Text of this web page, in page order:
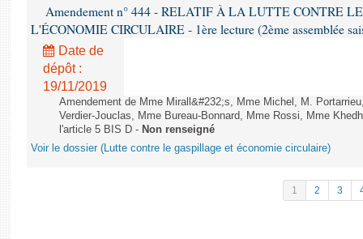
Amendement n° 444 - RELATIF À LA LUTTE CONTRE
L'ÉCONOMIE CIRCULAIRE - 1ère lecture (2ème assemblée
Date de
dépôt :
19/11/2019
Amendement de Mme Mirall&#232;s, Mme Michel, M.
Verdier-Jouclas, Mme Bureau-Bonnard, Mme Rossi, Mme
l'article 5 BIS D - Non renseigné
Voir le dossier (Lutte contre le gaspillage et économie circulaire)
1 2 3